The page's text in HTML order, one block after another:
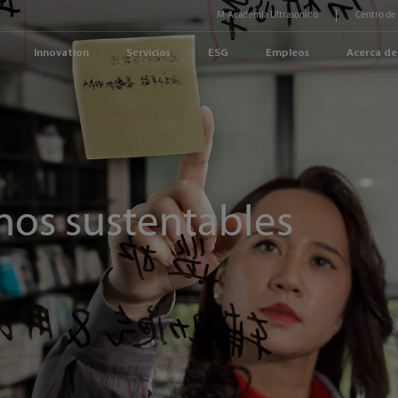
Innovation Servicios ESG Empleos Acerca
M-Academia Ultrasonido Centro de
sustentables